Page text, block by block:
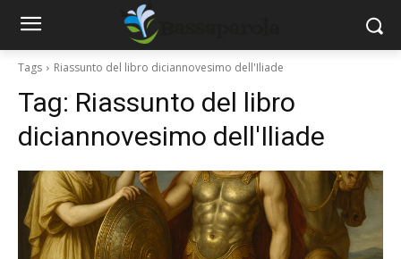
Tags Riassunto del libro diciannovesimo dell'Iliade
Tag: Riassunto del libro
diciannovesimo dell'Iliade